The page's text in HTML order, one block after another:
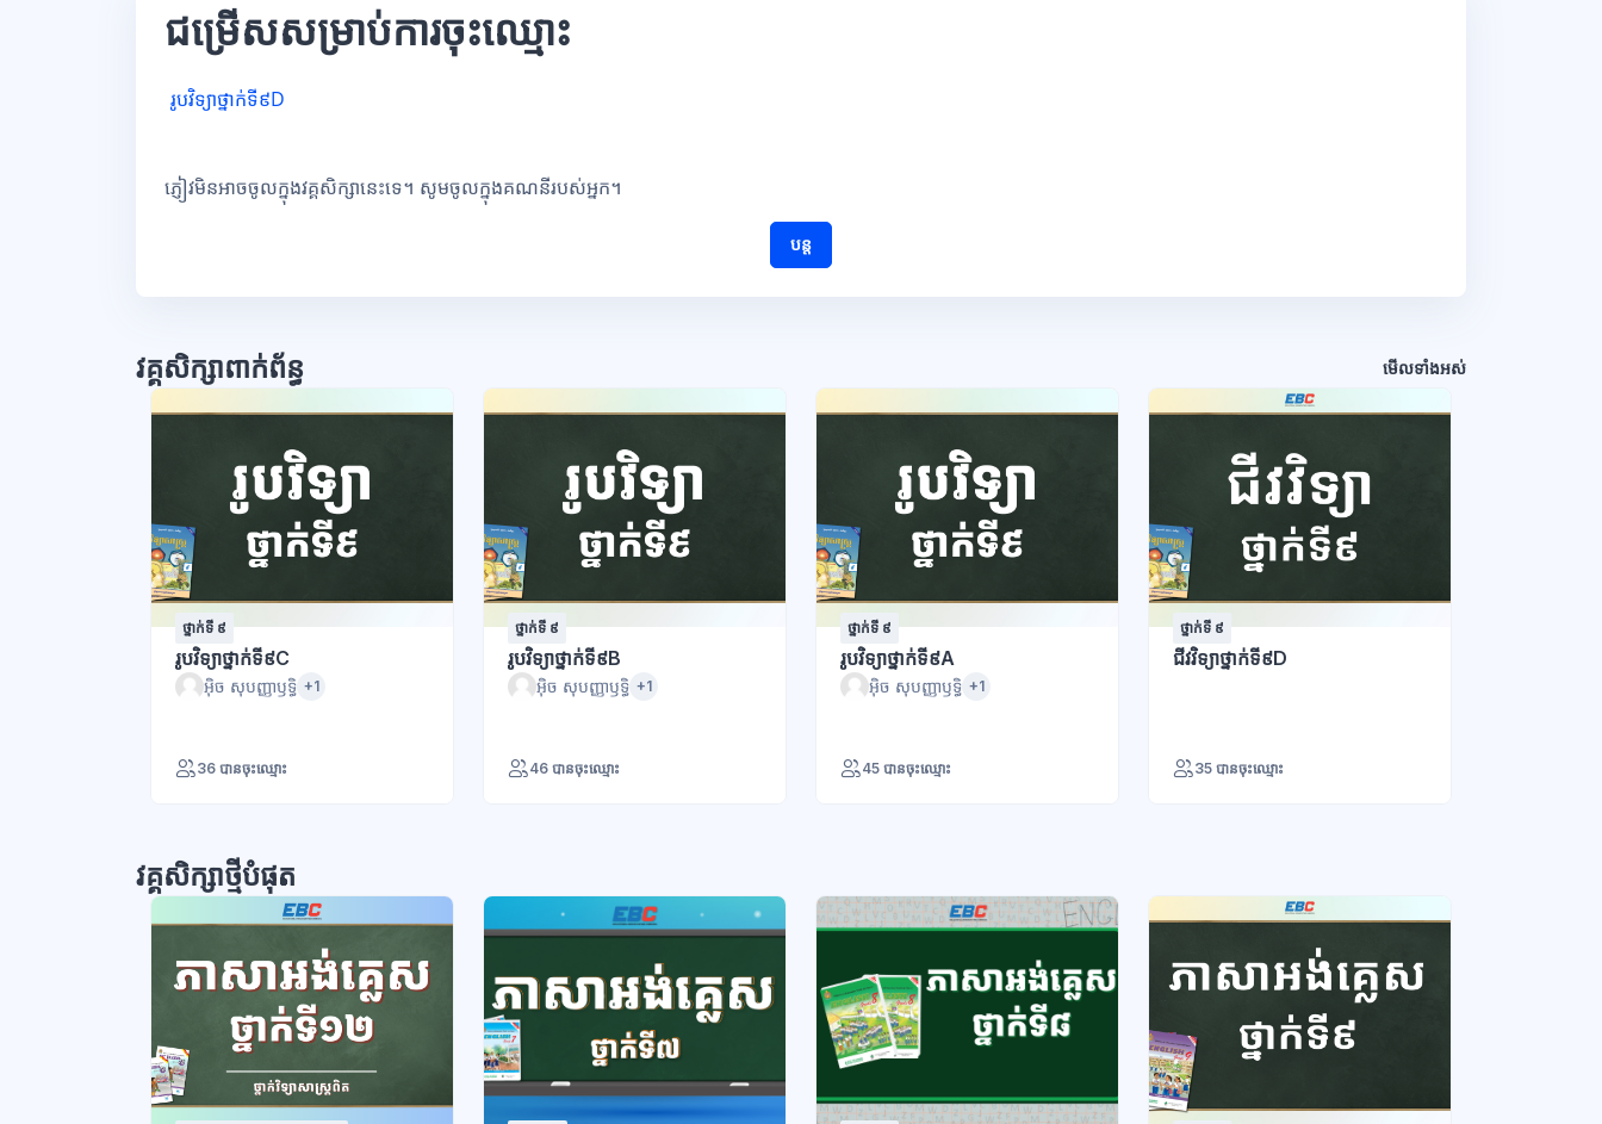
ជម្រើសសម្រាប់ការចុះឈ្មោះ
រូបវិទ្យាថ្នាក់ទី៩D
ភ្ញៀវមិនអាចចូលក្នុងវគ្គសិក្សានេះទេ។ សូមចូលក្នុងគណនីរបស់អ្នក។
បន្ត
វគ្គសិក្សាពាក់ព័ន្ធ មើលទាំងអស់
ថ្នាក់ទី ៩
រូបវិទ្យាថ្នាក់ទី៩C
អ៊ិច សុបញ្ញាឫទ្ធិ +1
36 បានចុះឈ្មោះ
ថ្នាក់ទី ៩
រូបវិទ្យាថ្នាក់ទី៩B
អ៊ិច សុបញ្ញាឫទ្ធិ +1
46 បានចុះឈ្មោះ
ថ្នាក់ទី ៩
រូបវិទ្យាថ្នាក់ទី៩A
អ៊ិច សុបញ្ញាឫទ្ធិ +1
45 បានចុះឈ្មោះ
ថ្នាក់ទី ៩
ជីវវិទ្យាថ្នាក់ទី៩D
35 បានចុះឈ្មោះ
វគ្គសិក្សាថ្មីបំផុត